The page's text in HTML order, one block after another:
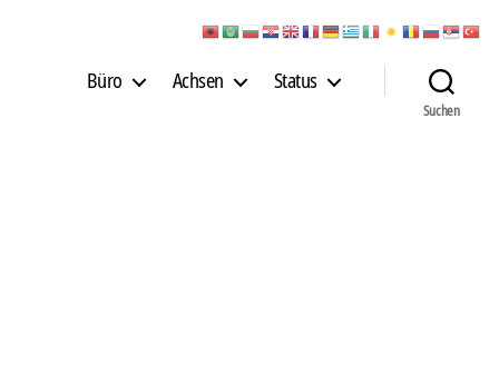
Büro Achsen Status
Suchen